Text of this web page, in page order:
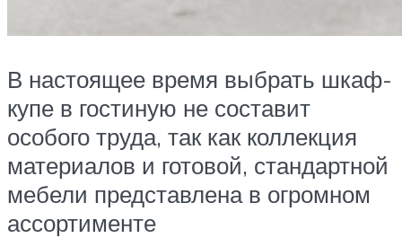
В настоящее время выбрать шкаф-
купе в гостиную не составит
особого труда, так как коллекция
материалов и готовой, стандартной
мебели представлена в огромном
ассортименте